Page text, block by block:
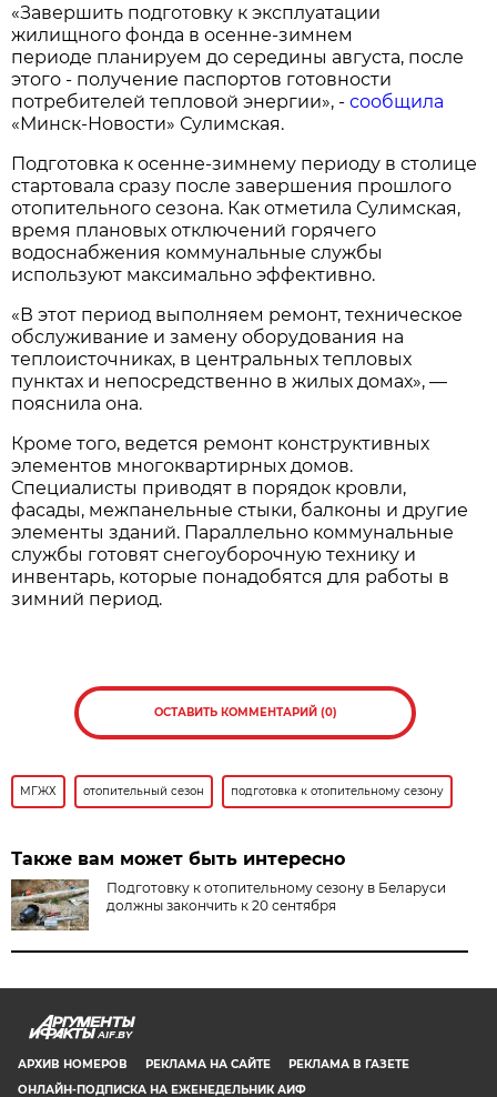
«Завершить подготовку к эксплуатации
жилищного фонда в осенне-зимнем
периоде планируем до середины августа, после
этого - получение паспортов готовности
потребителей тепловой энергии», -сообщила
«Минск-Новости» Сулимская.
Подготовка к осенне-зимнему периоду в столице
стартовала сразу после завершения прошлого
отопительного сезона. Как отметила Сулимская,
время плановых отключений горячего
водоснабжения коммунальные службы
используют максимально эффективно.
«В этот период выполняем ремонт, техническое
обслуживание и замену оборудования на
теплоисточниках, в центральных тепловых
пунктах и непосредственно в жилых домах», —
пояснила она.
Кроме того, ведется ремонт конструктивных
элементов многоквартирных домов.
Специалисты приводят в порядок кровли,
фасады, межпанельные стыки, балконы и другие
элементы зданий. Параллельно коммунальные
службы готовят снегоуборочную технику и
инвентарь, которые понадобятся для работы в
зимний период.
ОСТАВИТЬ КОММЕНТАРИЙ (0)
МГЖХ отопительный сезон подготовка к отопительному сезону
Также вам может быть интересно
Подготовку к отопительному сезону в Беларуси
должны закончить к 20 сентября
AIF.BY
АРХИВ НОМЕРОВ РЕКЛАМА НА САЙТЕ
РЕКЛАМА В ГАЗЕТЕ
ОНЛАЙН-ПОДПИСКА НА ЕЖЕНЕДЕЛЬНИК АИФ